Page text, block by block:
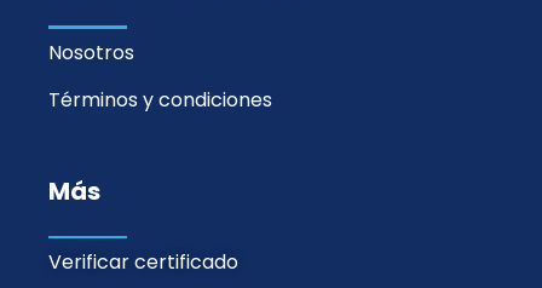
Nosotros
Términos y condiciones
Más
Verificar certificado